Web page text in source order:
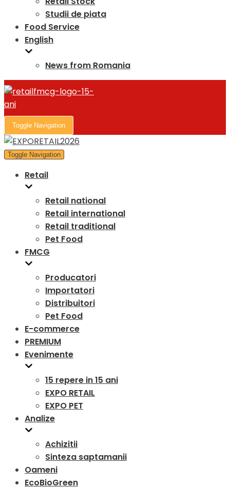
Studii de piata
Food Service
English
News from Romania
Toggle Navigation
Toggle Navigation
Retail
Retail national
Retail international
Retail traditional
Pet Food
FMCG
Producatori
Importatori
Distribuitori
Pet Food
E-commerce
PREMIUM
Evenimente
15 repere in 15 ani
EXPO RETAIL
EXPO PET
Analize
Achizitii
Sinteza saptamanii
Oameni
EcoBioGreen